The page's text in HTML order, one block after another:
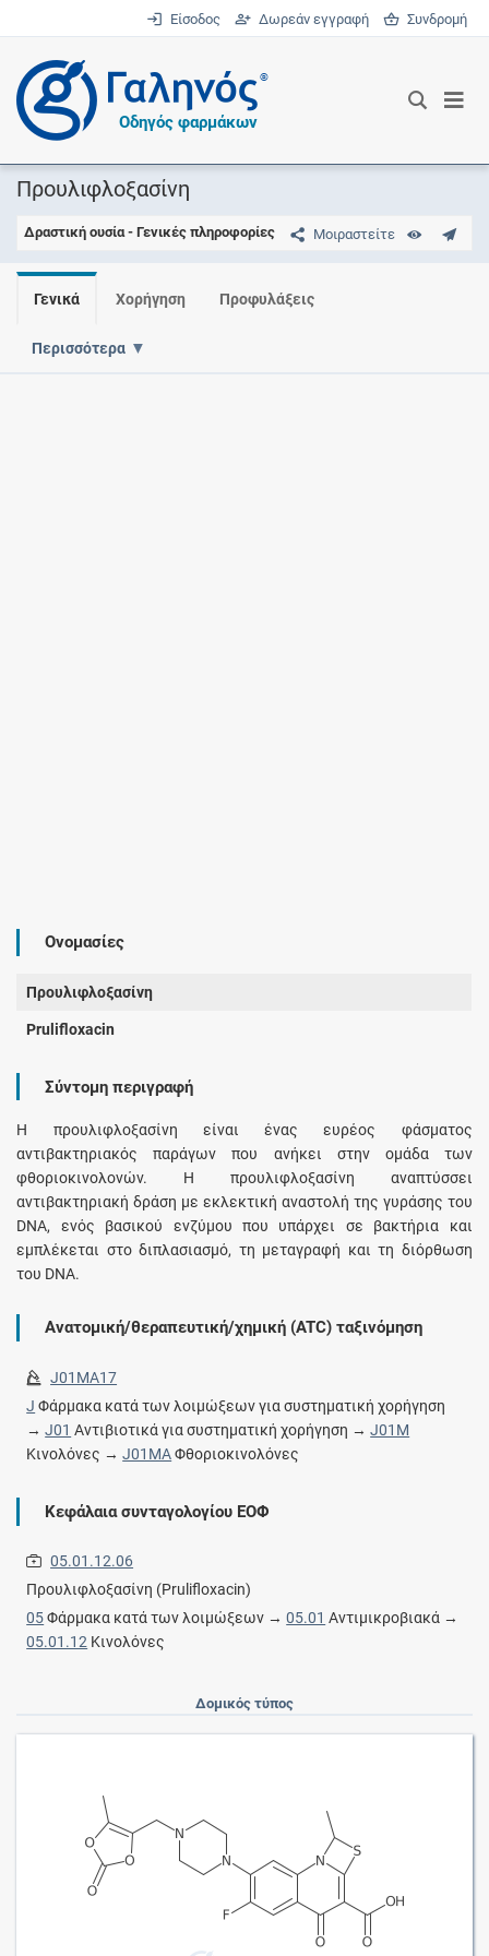
Είσοδος Δωρεάν εγγραφή Συνδρομή
®
Οδηγός φαρμάκων
Προυλιφλοξασίνη
Μοιραστείτε
Δραστική ουσία - Γενικές πληροφορίες
Γενικά Χορήγηση Προφυλάξεις
Περισσότερα
Ονομασίες
Προυλιφλοξασίνη
Prulifloxacin
Σύντομη περιγραφή
Η προυλιφλοξασίνη είναι ένας ευρέος φάσματος
αντιβακτηριακός παράγων που ανήκει στην ομάδα των
φθοριοκινολονών. Η προυλιφλοξασίνη αναπτύσσει
αντιβακτηριακή δράση με εκλεκτική αναστολή της γυράσης του
DNA, ενός βασικού ενζύμου που υπάρχει σε βακτήρια και
εμπλέκεται στο διπλασιασμό, τη μεταγραφή και τη διόρθωση
του DNA.
Ανατομική/θεραπευτική/χημική (ATC) ταξινόμηση
J01MA17
J Φάρμακα κατά των λοιμώξεων για συστηματική χορήγηση
→J01 Αντιβιοτικά για συστηματική χορήγηση →J01M
Κινολόνες →J01MAΦθοριοκινολόνες
Κεφάλαια συνταγολογίου ΕΟΦ
05.01.12.06
Προυλιφλοξασίνη (Prulifloxacin)
05Φάρμακα κατά των λοιμώξεων →05.01 Αντιμικροβιακά →
05.01.12 Κινολόνες
Δομικός τύπος